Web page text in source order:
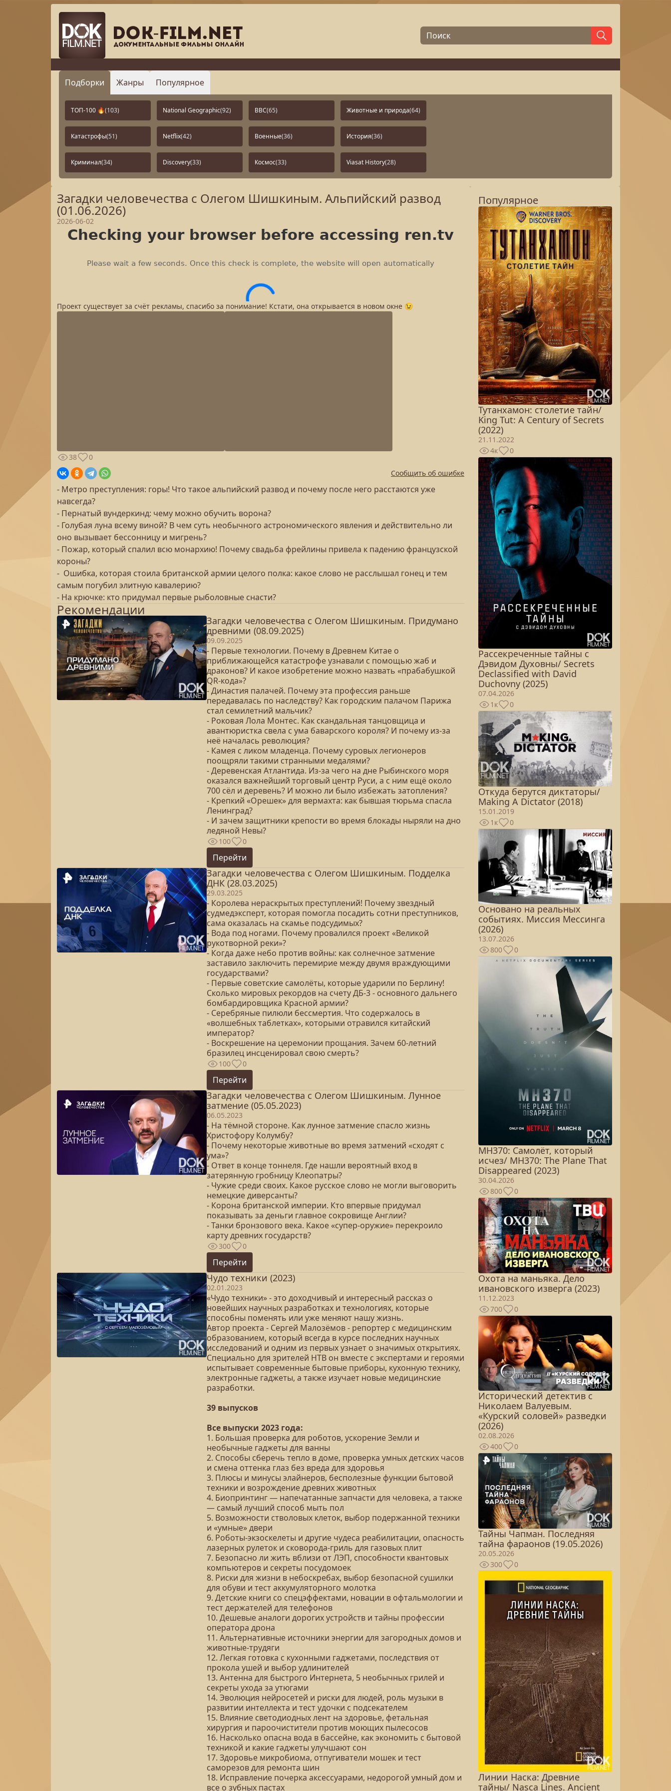
Подборки Жанры Популярное
ТОП-100 🔥(103) National Geographic(92) BBC(65) Животные и природа(64)
Катастрофы(51) Netflix(42) Военные(36) История(36)
Криминал(34) Discovery(33) Космос(33) Viasat History(28)
Загадки человечества с Олегом Шишкиным. Альпийский развод
(01.06.2026)
2026-06-02
Проект существует за счёт рекламы, спасибо за понимание! Кстати, она открывается в новом окне 😉
38
0
Сообщить об ошибке
- Метро преступления: горы! Что такое альпийский развод и почему после него расстаются уже
навсегда?
- Пернатый вундеркинд: чему можно обучить ворона?
- Голубая луна всему виной? В чем суть необычного астрономического явления и действительно ли
оно вызывает бессонницу и мигрень?
- Пожар, который спалил всю монархию! Почему свадьба фрейлины привела к падению французской
короны?
- Ошибка, которая стоила британской армии целого полка: какое слово не расслышал гонец и тем
самым погубил элитную кавалерию?
- На крючке: кто придумал первые рыболовные снасти?
Рекомендации
Загадки человечества с Олегом Шишкиным. Придумано
древними (08.09.2025)
09.09.2025
- Первые технологии. Почему в Древнем Китае о
приближающейся катастрофе узнавали с помощью жаб и
драконов? И какое изобретение можно назвать «прабабушкой
QR-кода»?
- Династия палачей. Почему эта профессия раньше
передавалась по наследству? Как городским палачом Парижа
стал семилетний мальчик?
- Роковая Лола Монтес. Как скандальная танцовщица и
авантюристка свела с ума баварского короля? И почему из-за
неё началась революция?
- Камея с ликом младенца. Почему суровых легионеров
поощряли такими странными медалями?
- Деревенская Атлантида. Из-за чего на дне Рыбинского моря
оказался важнейший торговый центр Руси, а с ним ещё около
700 сёл и деревень? И можно ли было избежать затопления?
- Крепкий «Орешек» для вермахта: как бывшая тюрьма спасла
Ленинград?
- И зачем защитники крепости во время блокады ныряли на дно
ледяной Невы?
100 0
Перейти
Загадки человечества с Олегом Шишкиным. Подделка
ДНК (28.03.2025)
29.03.2025
- Королева нераскрытых преступлений! Почему звездный
судмедэксперт, которая помогла посадить сотни преступников,
сама оказалась на скамье подсудимых?
- Вода под ногами. Почему провалился проект «Великой
рукотворной реки»?
- Когда даже небо против войны: как солнечное затмение
заставило заключить перемирие между двумя враждующими
государствами?
- Первые советские самолёты, которые ударили по Берлину!
Сколько мировых рекордов на счету ДБ-3 - основного дальнего
бомбардировщика Красной армии?
- Серебряные пилюли бессмертия. Что содержалось в
«волшебных таблетках», которыми отравился китайский
император?
- Воскрешение на церемонии прощания. Зачем 60-летний
бразилец инсценировал свою смерть?
100 0
Перейти
Загадки человечества с Олегом Шишкиным. Лунное
затмение (05.05.2023)
06.05.2023
- На тёмной стороне. Как лунное затмение спасло жизнь
Христофору Колумбу?
- Почему некоторые животные во время затмений «сходят с
ума»?
- Ответ в конце тоннеля. Где нашли вероятный вход в
затерянную гробницу Клеопатры?
- Чужие среди своих. Какое русское слово не могли выговорить
немецкие диверсанты?
- Корона британской империи. Кто впервые придумал
показывать за деньги главное сокровище Англии?
- Танки бронзового века. Какое «супер-оружие» перекроило
карту древних государств?
300 0
Перейти
Чудо техники (2023)
02.01.2023
«Чудо техники» - это доходчивый и интересный рассказ о
новейших научных разработках и технологиях, которые
способны поменять или уже меняют нашу жизнь.
Автор проекта - Сергей Малозёмов - репортер с медицинским
образованием, который всегда в курсе последних научных
исследований и одним из первых узнает о значимых открытиях.
Специально для зрителей НТВ он вместе с экспертами и героями
испытывает современные бытовые приборы, кухонную технику,
электронные гаджеты, а также изучает новые медицинские
разработки.
39 выпусков
Все выпуски 2023 года:
1. Большая проверка для роботов, ускорение Земли и
необычные гаджеты для ванны
2. Способы сберечь тепло в доме, проверка умных детских часов
и смена оттенка глаз без вреда для здоровья
3. Плюсы и минусы элайнеров, бесполезные функции бытовой
техники и возрождение древних животных
4. Биопринтинг — напечатанные запчасти для человека, а также
— самый лучший способ мыть пол
5. Возможности стволовых клеток, выбор подержанной техники
и «умные» двери
6. Роботы-экзоскелеты и другие чудеса реабилитации, опасность
лазерных рулеток и сковорода-гриль для газовых плит
7. Безопасно ли жить вблизи от ЛЭП, способности квантовых
компьютеров и секреты посудомоек
8. Риски для жизни в небоскребах, выбор безопасной сушилки
для обуви и тест аккумуляторного молотка
9. Детские книги со спецэффектами, новации в офтальмологии и
тест держателей для телефонов
10. Дешевые аналоги дорогих устройств и тайны профессии
оператора дрона
11. Альтернативные источники энергии для загородных домов и
животные-трудяги
12. Легкая готовка с кухонными гаджетами, последствия от
прокола ушей и выбор удлинителей
13. Антенна для быстрого Интернета, 5 необычных грилей и
секреты ухода за утюгами
14. Эволюция нейросетей и риски для людей, роль музыки в
развитии интеллекта и тест удочки с подсекателем
15. Влияние светодиодных лент на здоровье, фетальная
хирургия и пароочистители против моющих пылесосов
16. Насколько опасна вода в бассейне, как экономить с бытовой
техникой и какие гаджеты улучшают сон
17. Здоровье микробиома, отпугиватели мошек и тест
саморезов для ремонта шин
18. Исправление почерка аксессуарами, недорогой умный дом и
все о зубных пастах
Популярное
Тутанхамон: столетие тайн/
King Tut: A Century of Secrets
(2022)
21.11.2022
4к
0
Рассекреченные тайны с
Дэвидом Духовны/ Secrets
Declassified with David
Duchovny (2025)
07.04.2026
1к
0
Откуда берутся диктаторы/
Making A Dictator (2018)
15.01.2019
1к
0
Основано на реальных
событиях. Миссия Мессинга
(2026)
13.07.2026
800
0
MH370: Самолёт, который
исчез/ MH370: The Plane That
Disappeared (2023)
30.04.2026
800
0
Охота на маньяка. Дело
ивановского изверга (2023)
11.12.2023
700
0
Исторический детектив с
Николаем Валуевым.
«Курский соловей» разведки
(2026)
02.08.2026
400
0
Тайны Чапман. Последняя
тайна фараонов (19.05.2026)
20.05.2026
300
0
Линии Наска: Древние
тайны/ Nasca Lines. Ancient